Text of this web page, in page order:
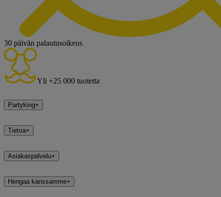
30 päivän palautusoikeus
Yli +25 000 tuotetta
Partyking+
Tietoa+
Asiakaspalvelu+
Hengaa kanssamme+